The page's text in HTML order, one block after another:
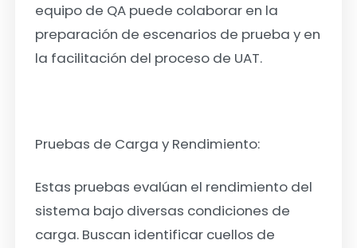
equipo de QA puede colaborar en la
preparación de escenarios de prueba y en
la facilitación del proceso de UAT.
Pruebas de Carga y Rendimiento:
Estas pruebas evalúan el rendimiento del
sistema bajo diversas condiciones de
carga. Buscan identificar cuellos de